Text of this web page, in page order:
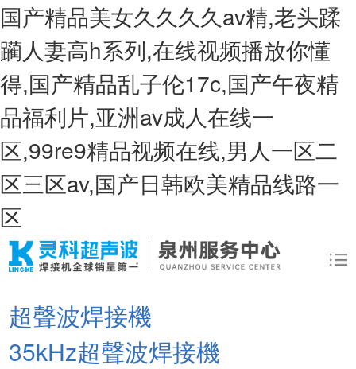
国产精品美女久久久久av精,老头蹂
躏人妻高h系列,在线视频播放你懂
得,国产精品乱子伦17c,国产午夜精
品福利片,亚洲av成人在线一
区,99re9精品视频在线,男人一区二
区三区av,国产日韩欧美精品线路一
区
超聲波焊接機
35kHz超聲波焊接機